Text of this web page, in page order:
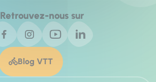
Retrouvez-nous sur
Blog VTT